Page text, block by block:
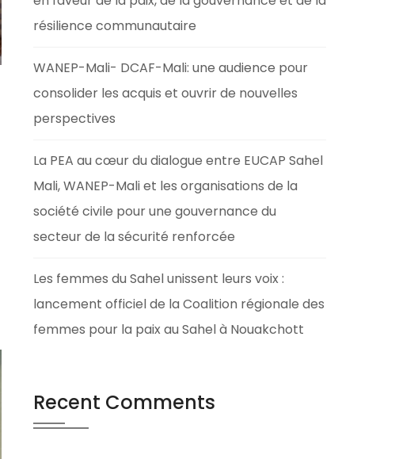
résilience communautaire
WANEP-Mali- DCAF-Mali: une audience pour
consolider les acquis et ouvrir de nouvelles
perspectives
La PEA au cœur du dialogue entre EUCAP Sahel
Mali, WANEP-Mali et les organisations de la
société civile pour une gouvernance du
secteur de la sécurité renforcée
Les femmes du Sahel unissent leurs voix :
lancement officiel de la Coalition régionale des
femmes pour la paix au Sahel à Nouakchott
Recent Comments